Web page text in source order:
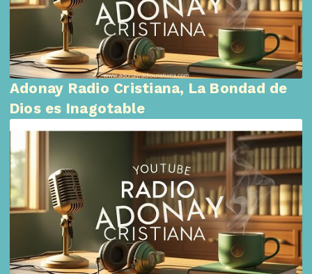
Adonay Radio Cristiana, La Bondad de
Dios es Inagotable